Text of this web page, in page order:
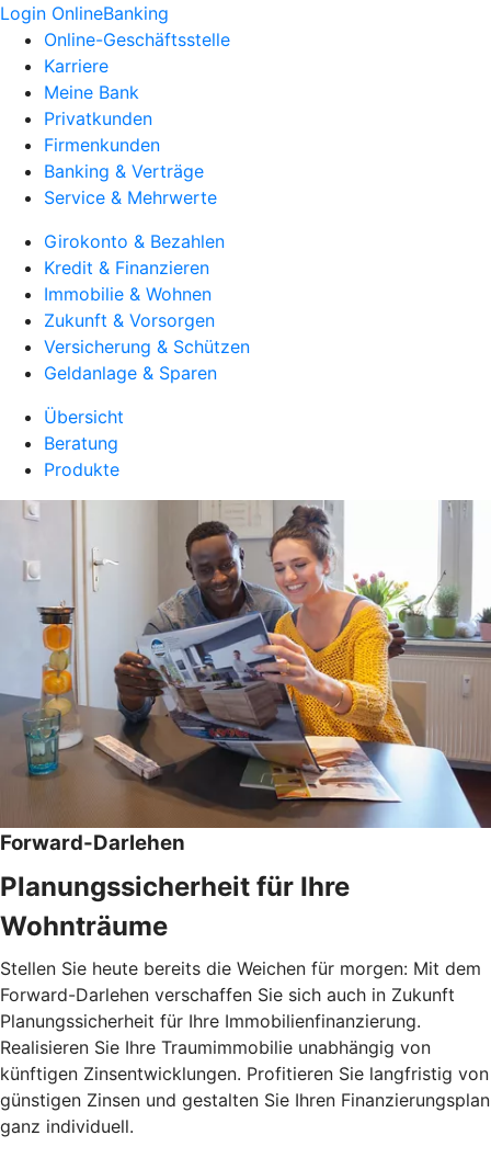
Login OnlineBanking
Online-Geschäftsstelle
Karriere
Meine Bank
Privatkunden
Firmenkunden
Banking & Verträge
Service & Mehrwerte
Girokonto & Bezahlen
Kredit & Finanzieren
Immobilie & Wohnen
Zukunft & Vorsorgen
Versicherung & Schützen
Geldanlage & Sparen
Übersicht
Beratung
Produkte
Forward-Darlehen
Planungssicherheit für Ihre
Wohnträume
Stellen Sie heute bereits die Weichen für morgen: Mit dem
Forward-Darlehen verschaffen Sie sich auch in Zukunft
Planungssicherheit für Ihre Immobilienfinanzierung.
Realisieren Sie Ihre Traumimmobilie unabhängig von
künftigen Zinsentwicklungen. Profitieren Sie langfristig von
günstigen Zinsen und gestalten Sie Ihren Finanzierungsplan
ganz individuell.